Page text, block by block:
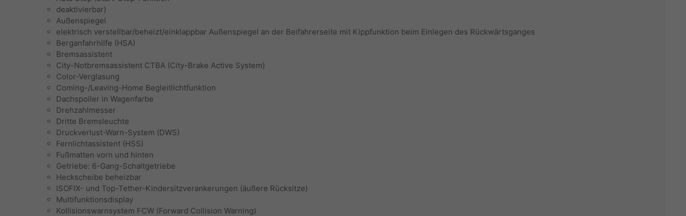
deaktivierbar)
Außenspiegel
elektrisch verstellbar/beheizt/einklappbar Außenspiegel an der Beifahrerseite mit Kippfunktion beim Einlegen des Rückwärtsganges
Berganfahrhilfe (HSA)
Bremsassistent
City-Notbremsassistent CTBA (City-Brake Active System)
Color-Verglasung
Coming-/Leaving-Home Begleitlichtfunktion
Dachspoiler in Wagenfarbe
Drehzahlmesser
Dritte Bremsleuchte
Druckverlust-Warn-System (DWS)
Fernlichtassistent (HSS)
Fußmatten vorn und hinten
Getriebe: 6-Gang-Schaltgetriebe
Heckscheibe beheizbar
ISOFIX- und Top-Tether-Kindersitzverankerungen (äußere Rücksitze)
Multifunktionsdisplay
Kollisionswarnsystem FCW (Forward Collision Warning)